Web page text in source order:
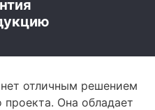
отличным решением
проекта. Она обладает